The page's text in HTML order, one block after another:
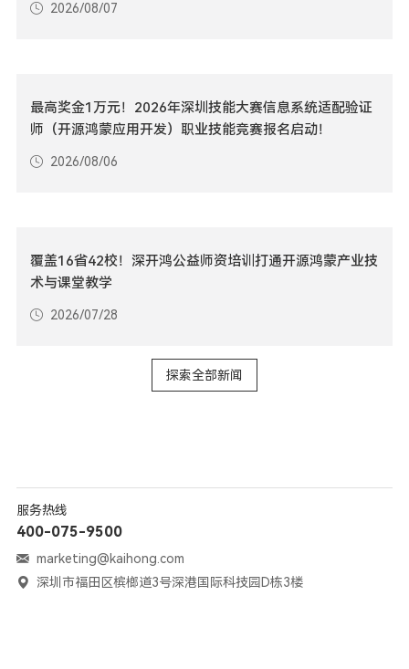
2026/08/07
最高奖金1万元！2026年深圳技能大赛信息系统适配验证
师（开源鸿蒙应用开发）职业技能竞赛报名启动！
2026/08/06
覆盖16省42校！深开鸿公益师资培训打通开源鸿蒙产业技
术与课堂教学
2026/07/28
探索全部新闻
服务热线
400-075-9500
marketing@kaihong.com
深圳市福田区槟榔道3号深港国际科技园D栋3楼